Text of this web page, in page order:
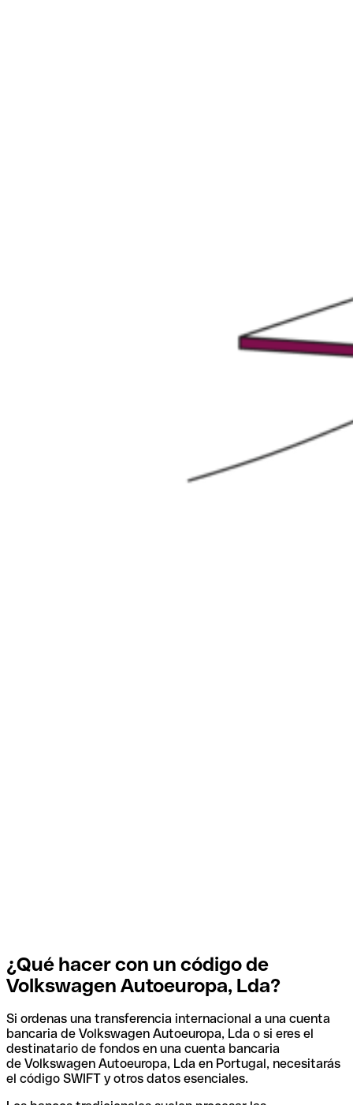
¿Qué hacer con un código de
Volkswagen Autoeuropa, Lda?
Si ordenas una transferencia internacional a una cuenta
bancaria de Volkswagen Autoeuropa, Lda o si eres el
destinatario de fondos en una cuenta bancaria
de Volkswagen Autoeuropa, Lda en Portugal, necesitarás
el código SWIFT y otros datos esenciales.